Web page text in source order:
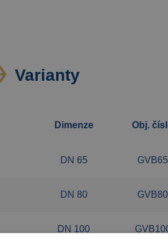
Varianty
Dimenze Obj.
DN 65 GVB65
DN 80 GVB80
DN 100